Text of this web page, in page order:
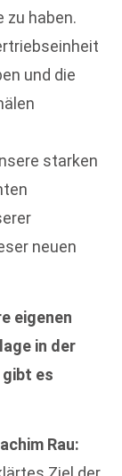
haben.
und die
starken
neuen
eigenen
in der
es
Rau: